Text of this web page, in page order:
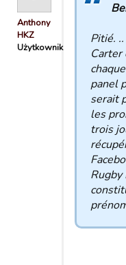
Anthony
HKZ
Użytkownik
Pitié.
Carter
panel
serait
les
trois
Rugby